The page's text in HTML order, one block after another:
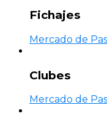
Fichajes
Mercado de
Clubes
Mercado de